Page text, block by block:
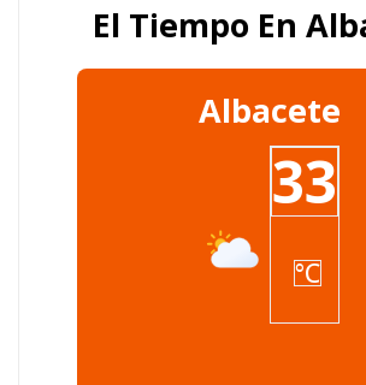
El Tiempo En
Albacete
33
°C